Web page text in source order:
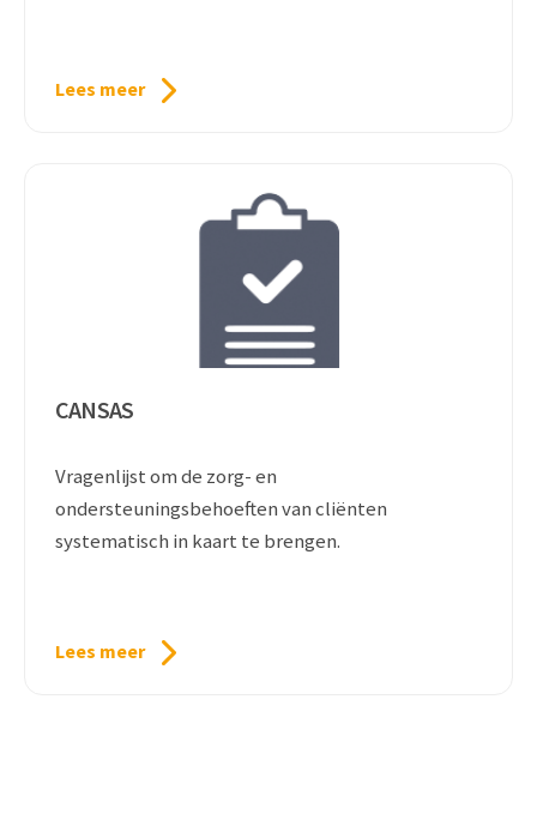
Lees meer
CANSAS
Vragenlijst om de zorg- en
ondersteuningsbehoeften van cliënten
systematisch in kaart te brengen.
Lees meer